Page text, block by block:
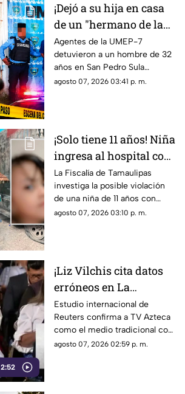
¡Dejó a su hija en casa
de un "hermano de la
iglesia" para jugar con
otros niños y la niña
terminó 4bus4d4
Agentes de la UMEP-7
detuvieron a un hombre de 32
años en San Pedro Sula
acusado de agredir
agosto 07, 2026 03:41 p. m.
¡Solo tiene 11 años! Niña
ingresa al hospital con
más de 5 meses de
embarazo: autoridades
investigan familiares
La Fiscalía de Tamaulipas
investiga la posible violación
de una niña de 11 años con
cinco meses de embarazo en
agosto 07, 2026 03:10 p. m.
2:52
¡Liz Vilchis cita datos
erróneos en La
Mañanera: Estudio de
Reuters confirma
liderazgo de TV Azteca
en alcance y
Estudio internacional de
Reuters confirma a TV Azteca
como el medio tradicional con
mayor alcance y credibilidad
agosto 07, 2026 02:59 p. m.